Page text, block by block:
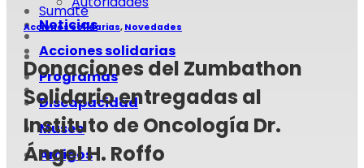
Sumate
Noticias
Acciones solidarias
Programas
Discapacidad
Museo
Amigos
Acciones solidarias, Novedades
Donaciones del Zumbathon
Solidario entregadas al
Instituto de Oncología Dr.
Ángel H. Roffo